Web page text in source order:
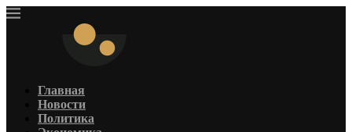
Главная
Новости
Политика